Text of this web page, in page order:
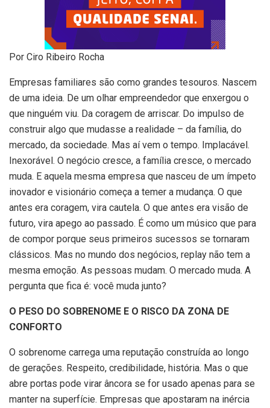
Por Ciro Ribeiro Rocha
Empresas familiares são como grandes tesouros. Nascem
de uma ideia. De um olhar empreendedor que enxergou o
que ninguém viu. Da coragem de arriscar. Do impulso de
construir algo que mudasse a realidade – da família, do
mercado, da sociedade. Mas aí vem o tempo. Implacável.
Inexorável. O negócio cresce, a família cresce, o mercado
muda. E aquela mesma empresa que nasceu de um ímpeto
inovador e visionário começa a temer a mudança. O que
antes era coragem, vira cautela. O que antes era visão de
futuro, vira apego ao passado. É como um músico que para
de compor porque seus primeiros sucessos se tornaram
clássicos. Mas no mundo dos negócios, replay não tem a
mesma emoção. As pessoas mudam. O mercado muda. A
pergunta que fica é: você muda junto?
O PESO DO SOBRENOME E O RISCO DA ZONA DE
CONFORTO
O sobrenome carrega uma reputação construída ao longo
de gerações. Respeito, credibilidade, história. Mas o que
abre portas pode virar âncora se for usado apenas para se
manter na superfície. Empresas que apostaram na inércia